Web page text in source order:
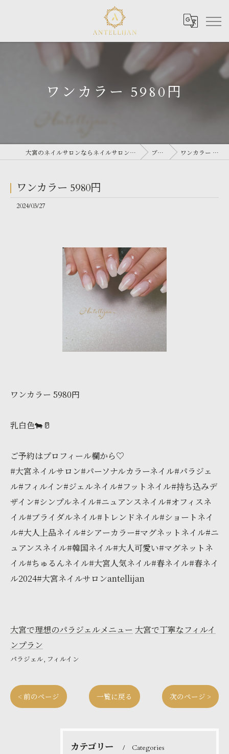
ワンカラー 5980円
大宮のネイルサロンならネイルサロン Antellijan 大宮 ブログ ワンカラー 5980円
ワンカラー 5980円
2024/03/27
ワンカラー 5980円
乳白色🐄🥛
ご予約はプロフィール欄から♡
#大宮ネイルサロン#パーソナルカラーネイル#パラジェ
ル#フィルイン#ジェルネイル#フットネイル#持ち込みデ
ザイン#シンプルネイル#ニュアンスネイル#オフィスネ
イル#ブライダルネイル#トレンドネイル#ショートネイ
ル#大人上品ネイル#シアーカラー#マグネットネイル#ニ
ュアンスネイル#韓国ネイル#大人可愛い#マグネットネ
イル#ちゅるんネイル#大宮人気ネイル#春ネイル#春ネイ
ル2024#大宮ネイルサロンantellijan
大宮で理想のパラジェルメニュー 大宮で丁寧なフィルイ
ンプラン
パラジェル フィルイン
< 前のページ 一覧に戻る 次のページ >
カテゴリー Categories